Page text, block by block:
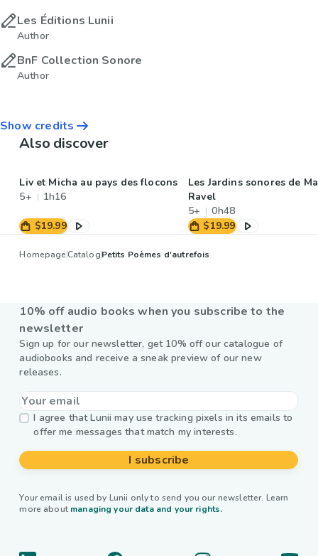
Les Éditions Lunii
Author
BnF Collection Sonore
Author
Show credits
Also discover
Liv et Micha au pays des flocons
5+
1h16
$19.99
Les Jardins sonores de
Ravel
5+
0h48
$19.99
HomepageCatalogPetits Poèmes d'autrefois
10% off audio books when you subscribe to the
newsletter
Sign up for our newsletter, get 10% off our catalogue of
audiobooks and receive a sneak preview of our new
releases.
I agree that Lunii may use tracking pixels in its emails to
offer me messages that match my interests.
I subscribe
Your email is used by Lunii only to send you our newsletter. Learn
more about managing your data and your rights.